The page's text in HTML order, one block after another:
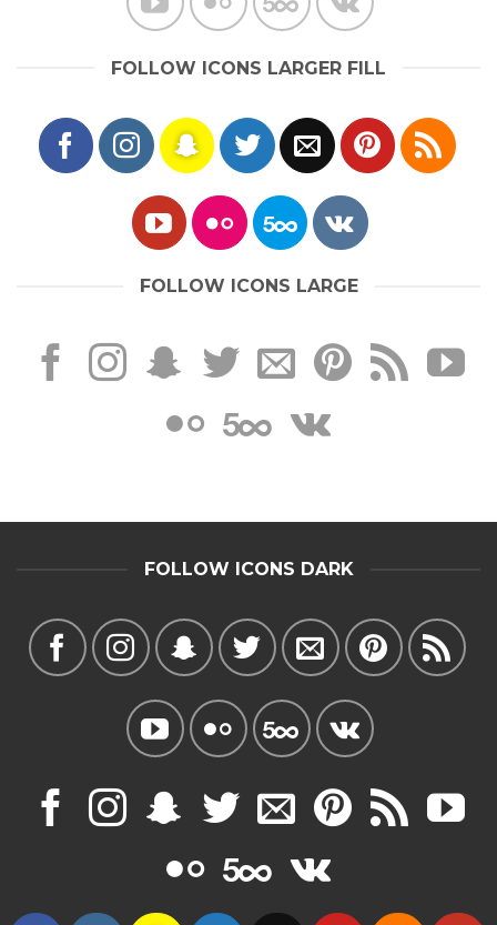
FOLLOW ICONS LARGER FILL
FOLLOW ICONS LARGE
FOLLOW ICONS DARK